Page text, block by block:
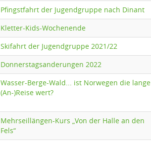
Pfingstfahrt der Jugendgruppe nach Dinant
Kletter-Kids-Wochenende
Skifahrt der Jugendgruppe 2021/22
Donnerstagsanderungen 2022
Wasser-Berge-Wald... ist Norwegen die lange
(An-)Reise wert?
Mehrseillängen-Kurs „Von der Halle an den
Fels“